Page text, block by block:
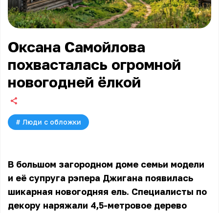
Оксана Самойлова
похвасталась огромной
новогодней ёлкой
# Люди с обложки
В большом загородном доме семьи модели
и её супруга рэпера Джигана появилась
шикарная новогодняя ель. Специалисты по
декору наряжали 4,5-метровое дерево